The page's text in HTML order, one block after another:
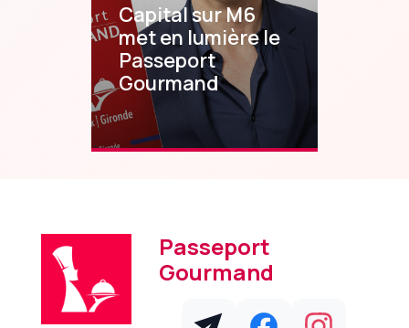
Capital sur M6
met en lumière le
Passeport
Gourmand
Passeport
Gourmand